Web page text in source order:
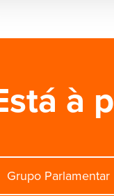
à
Grupo Parlamentar